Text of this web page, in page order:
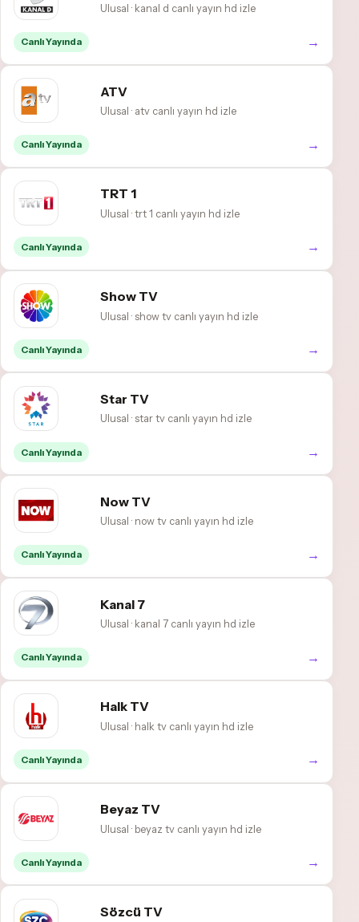
Ulusal · kanal d canlı yayın hd izle
Canlı Yayında →
ATV
Ulusal · atv canlı yayın hd izle
Canlı Yayında →
TRT 1
Ulusal · trt 1 canlı yayın hd izle
Canlı Yayında →
Show TV
Ulusal · show tv canlı yayın hd izle
Canlı Yayında →
Star TV
Ulusal · star tv canlı yayın hd izle
Canlı Yayında →
Now TV
Ulusal · now tv canlı yayın hd izle
Canlı Yayında →
Kanal 7
Ulusal · kanal 7 canlı yayın hd izle
Canlı Yayında →
Halk TV
Ulusal · halk tv canlı yayın hd izle
Canlı Yayında →
Beyaz TV
Ulusal · beyaz tv canlı yayın hd izle
Canlı Yayında →
Sözcü TV